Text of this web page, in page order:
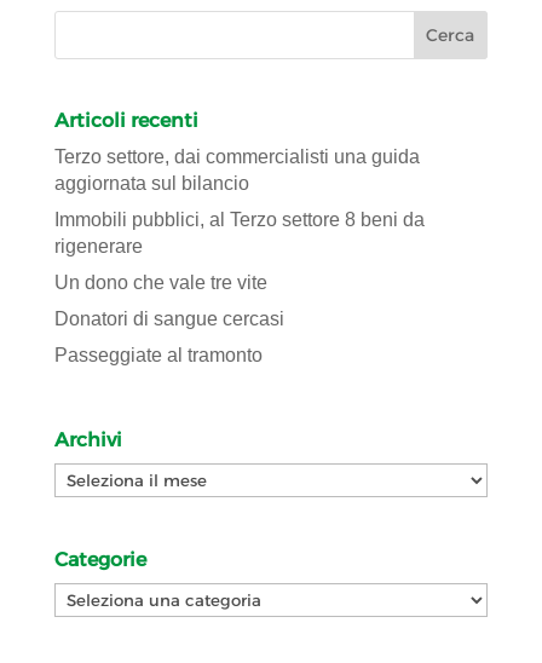
Articoli recenti
Terzo settore, dai commercialisti una guida
aggiornata sul bilancio
Immobili pubblici, al Terzo settore 8 beni da
rigenerare
Un dono che vale tre vite
Donatori di sangue cercasi
Passeggiate al tramonto
Archivi
Archivi
Categorie
Categorie